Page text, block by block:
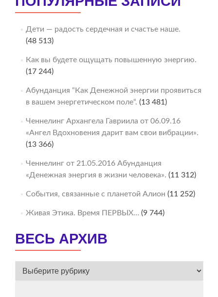
Дети — радость сердечная и счастье наше.
(48 513)
Как вы будете ощущать повышенную энергию.
(17 244)
Абунданция “Как Денежной энергии проявиться
в вашем энергетическом поле“. (13 481)
Ченнелинг Архангела Гавриила от 06.09.16
«Ангел Вдохновения дарит вам свои вибрации».
(13 366)
Ченнелинг от 21.05.2016 Абунданция
«Денежная энергия в жизни человека». (11 312)
События, связанные с планетой Алион (11 252)
Живая Этика. Время ПЕРВЫХ… (9 744)
ВЕСЬ АРХИВ
ВЕСЬ